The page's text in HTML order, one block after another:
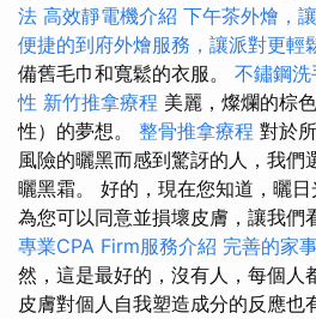
法 高效靜電機介紹 下午茶外燴，
便捷的到府外燴服務，讓派對更輕
備舊毛巾和寬鬆的衣服。 不鏽鋼
性 新竹推拿療程 美麗，燦爛的棕
性）的夢想。 整骨推拿療程 對於
風險的曬黑而感到驚訝的人，我
曬黑霜。 好的，現在您知道，曬
為您可以同意並損壞皮膚，讓我們
專業CPA Firm服務介紹 完善的家
然，這是最好的，沒有人，每個人
皮膚對個人自我塑造成分的反應也